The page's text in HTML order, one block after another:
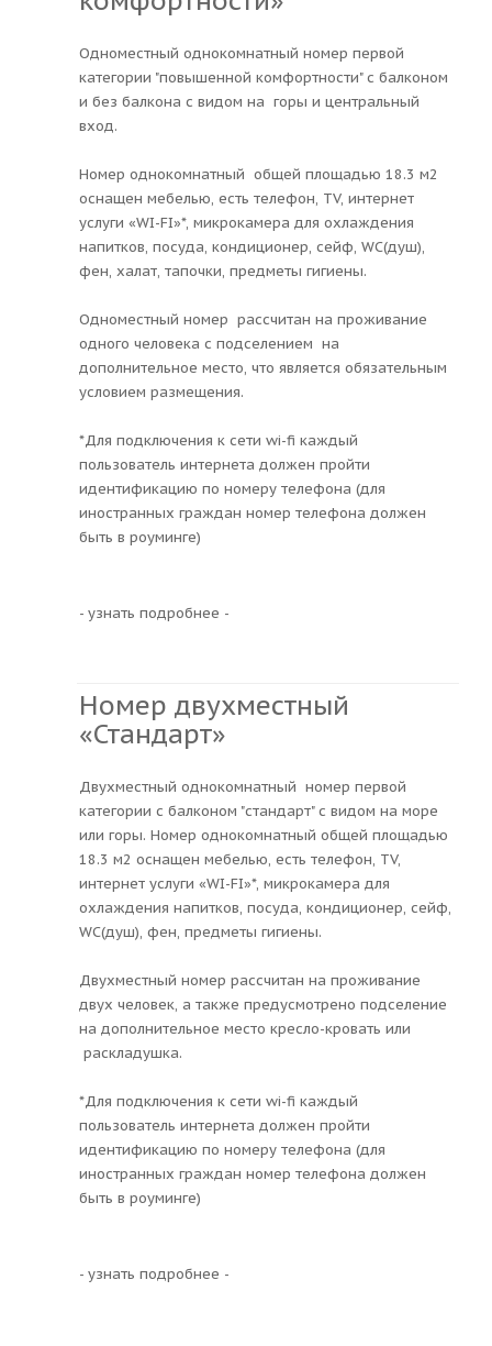
Одноместный однокомнатный номер первой
категории "повышенной комфортности" с балконом
и без балкона с видом на горы и центральный
вход.
Номер однокомнатный общей площадью 18.3 м2
оснащен мебелью, есть телефон, TV, интернет
услуги «WI-FI»*, микрокамера для охлаждения
напитков, посуда, кондиционер, сейф, WC(душ),
фен, халат, тапочки, предметы гигиены.
Одноместный номер рассчитан на проживание
одного человека с подселением на
дополнительное место, что является обязательным
условием размещения.
*Для подключения к сети wi-fi каждый
пользователь интернета должен пройти
идентификацию по номеру телефона (для
иностранных граждан номер телефона должен
быть в роуминге)
- узнать подробнее -
Номер двухместный
«Стандарт»
Двухместный однокомнатный номер первой
категории с балконом "стандарт" с видом на море
или горы. Номер однокомнатный общей площадью
18.3 м2 оснащен мебелью, есть телефон, TV,
интернет услуги «WI-FI»*, микрокамера для
охлаждения напитков, посуда, кондиционер, сейф,
WC(душ), фен, предметы гигиены.
Двухместный номер рассчитан на проживание
двух человек, а также предусмотрено подселение
на дополнительное место кресло-кровать или
раскладушка.
*Для подключения к сети wi-fi каждый
пользователь интернета должен пройти
идентификацию по номеру телефона (для
иностранных граждан номер телефона должен
быть в роуминге)
- узнать подробнее -